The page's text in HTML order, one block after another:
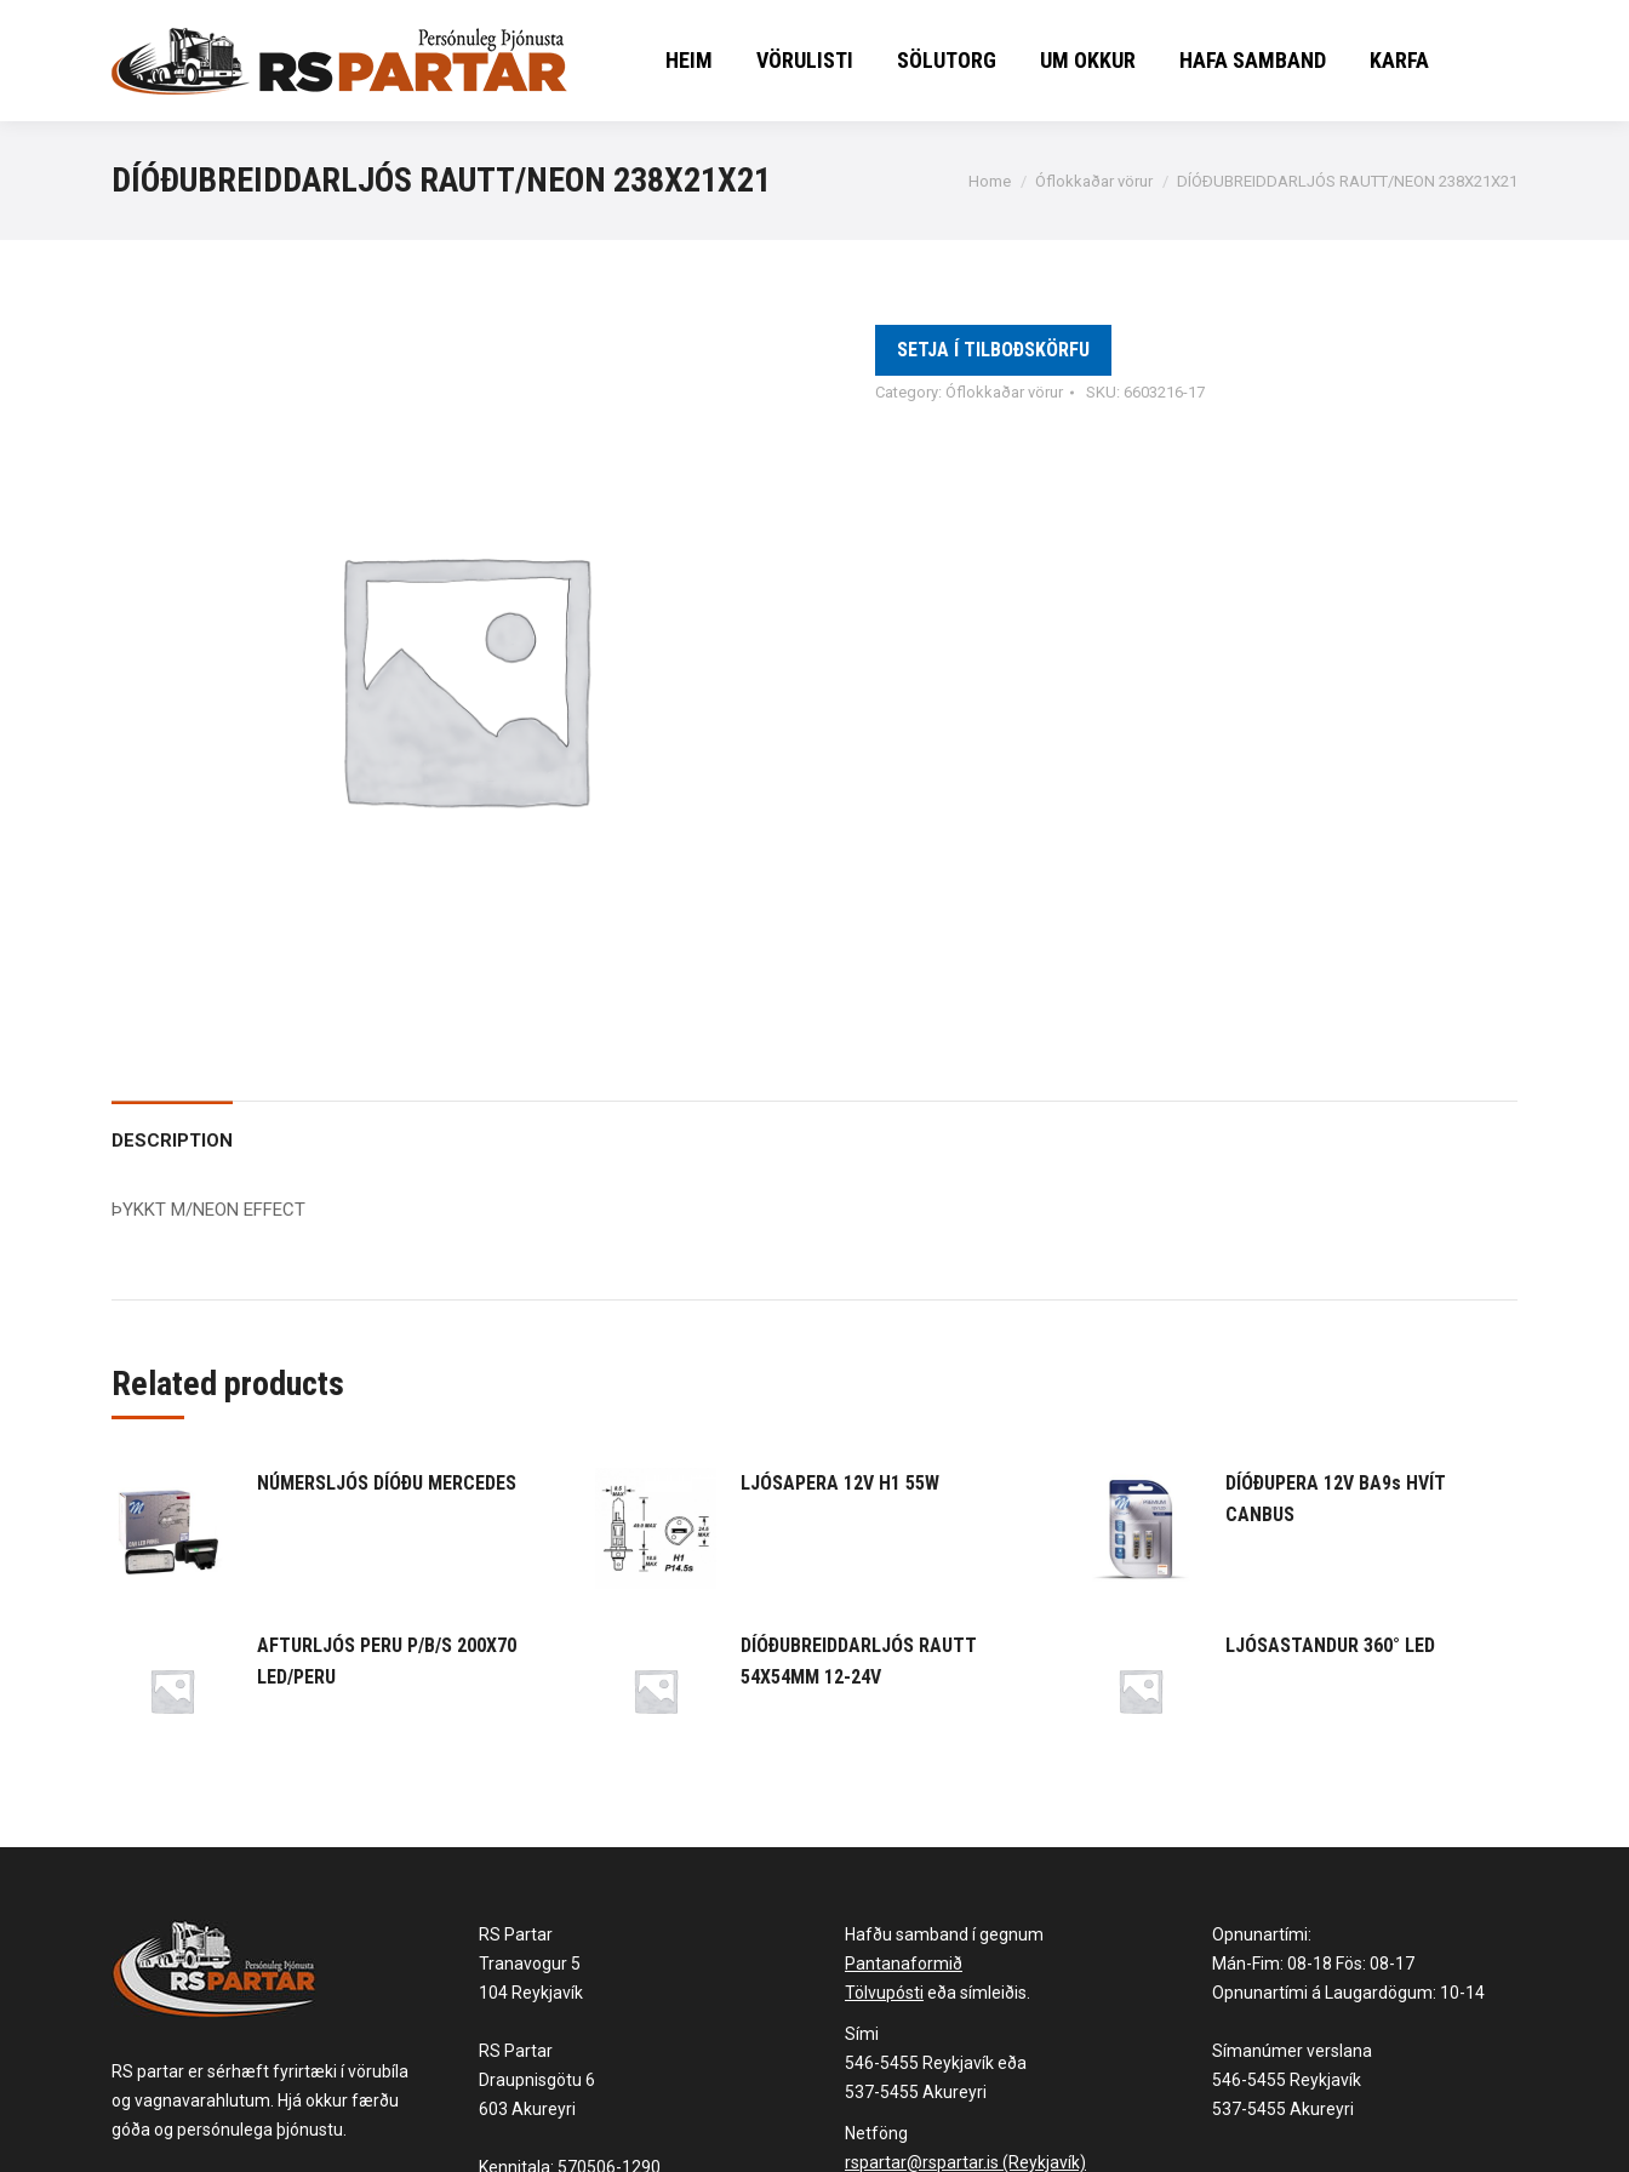
HEIM VÖRULISTI SÖLUTORG UM OKKUR HAFA SAMBAND KARFA
DÍÓÐUBREIDDARLJÓS RAUTT/NEON 238X21X21 You are here:
Home Óflokkaðar vörur DÍÓÐUBREIDDARLJÓS RAUTT/NEON 238X21X21
SETJA Í TILBOÐSKÖRFU
Category: Óflokkaðar vörur SKU: 6603216-17
DESCRIPTION
ÞYKKT M/NEON EFFECT
Related products
NÚMERSLJÓS DÍÓÐU MERCEDES LJÓSAPERA 12V H1 55W
DÍÓÐUPERA 12V BA9s HVÍT
CANBUS
AFTURLJÓS PERU P/B/S 200X70
LED/PERU
DÍÓÐUBREIDDARLJÓS RAUTT
54X54MM 12-24V
LJÓSASTANDUR 360° LED
RS partar er sérhæft fyrirtæki í vörubíla
og vagnavarahlutum. Hjá okkur færðu
góða og persónulega þjónustu.
RS Partar
Tranavogur 5
104 Reykjavík
RS Partar
Draupnisgötu 6
603 Akureyri
Kennitala: 570506-1290
Hafðu samband í gegnum
Pantanaformið
Tölvupósti eða símleiðis.
Sími
546-5455 Reykjavík eða
537-5455 Akureyri
Netföng
rspartar@rspartar.is (Reykjavík)
Opnunartími:
Mán-Fim: 08-18 Fös: 08-17
Opnunartími á Laugardögum: 10-14
Símanúmer verslana
546-5455 Reykjavík
537-5455 Akureyri